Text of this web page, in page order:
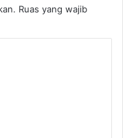
Ruas yang wajib